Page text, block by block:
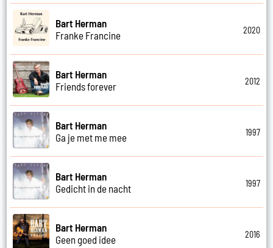
Bart Herman
Franke Francine
2020
Bart Herman
Friends forever
2012
Bart Herman
Ga je met me mee
1997
Bart Herman
Gedicht in de nacht
1997
Bart Herman
Geen goed idee
2016